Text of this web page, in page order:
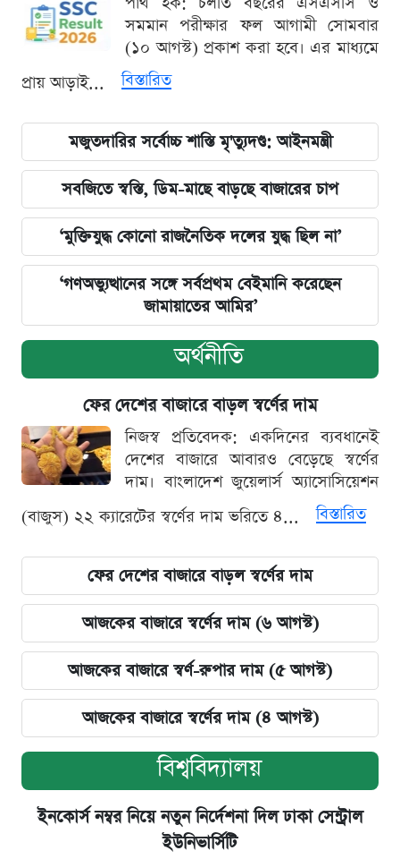
সমমান পরীক্ষার ফল আগামী সোমবার
(১০ আগস্ট) প্রকাশ করা হবে। এর মাধ্যমে
প্রায় আড়াই...
বিস্তারিত
মজুতদারির সর্বোচ্চ শাস্তি মৃ'ত্যুদণ্ড: আইনমন্ত্রী
সবজিতে স্বস্তি, ডিম-মাছে বাড়ছে বাজারের চাপ
‘মুক্তিযুদ্ধ কোনো রাজনৈতিক দলের যুদ্ধ ছিল না’
‘গণঅভ্যুত্থানের সঙ্গে সর্বপ্রথম বেইমানি করেছেন
জামায়াতের আমির’
অর্থনীতি
ফের দেশের বাজারে বাড়ল স্বর্ণের দাম
নিজস্ব প্রতিবেদক: একদিনের ব্যবধানেই
দেশের বাজারে আবারও বেড়েছে স্বর্ণের
দাম। বাংলাদেশ জুয়েলার্স অ্যাসোসিয়েশন
(বাজুস) ২২ ক্যারেটের স্বর্ণের দাম ভরিতে ৪...
বিস্তারিত
ফের দেশের বাজারে বাড়ল স্বর্ণের দাম
আজকের বাজারে স্বর্ণের দাম (৬ আগস্ট)
আজকের বাজারে স্বর্ণ-রুপার দাম (৫ আগস্ট)
আজকের বাজারে স্বর্ণের দাম (৪ আগস্ট)
বিশ্ববিদ্যালয়
ইনকোর্স নম্বর নিয়ে নতুন নির্দেশনা দিল ঢাকা সেন্ট্রাল
ইউনিভার্সিটি